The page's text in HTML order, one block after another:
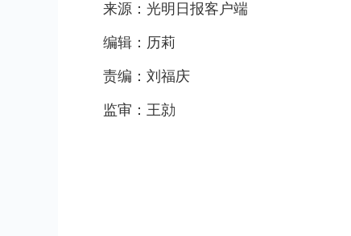
来源：光明日报客户端
编辑：历莉
责编：刘福庆
监审：王勍